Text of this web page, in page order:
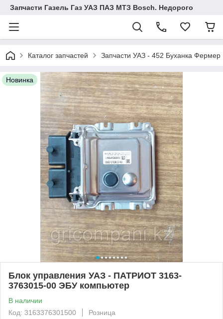
Запчасти Газель Газ УАЗ ПАЗ МТЗ Bosch. Недорого
Каталог запчастей Запчасти УАЗ - 452 Буханка Фермер
Новинка
Блок управления УАЗ - ПАТРИОТ 3163-
3763015-00 ЭБУ компьютер
В наличии
Код: 3163376301500
Розница